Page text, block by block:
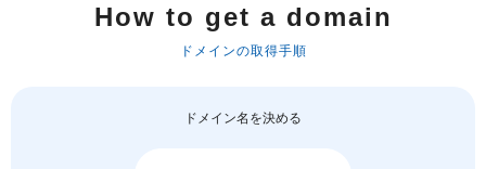
How to get a domain
ドメインの取得手順
ドメイン名を決める